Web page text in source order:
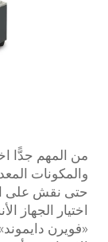
من المهم جدًّا
والمكونات
حتى نقش على
اختيار الجهاز